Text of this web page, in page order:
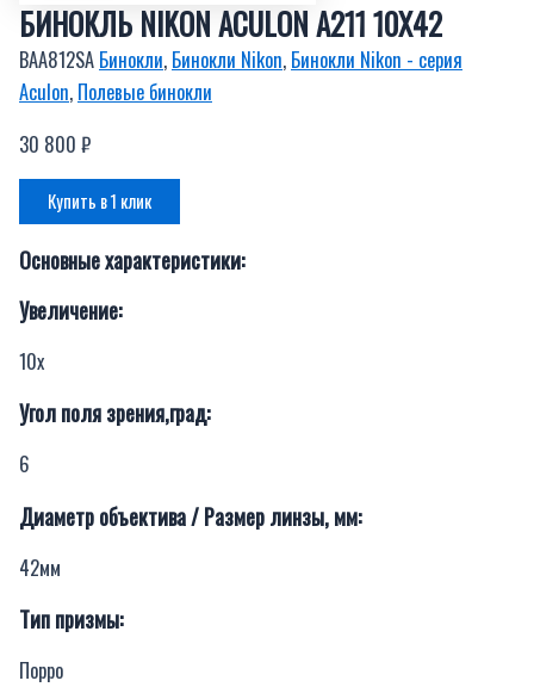
БИНОКЛЬ NIKON ACULON A211 10X42
BAA812SA Бинокли, Бинокли Nikon, Бинокли Nikon - серия
Aculon, Полевые бинокли
30 800 ₽
Купить в 1 клик
Основные характеристики:
Увеличение:
10х
Угол поля зрения,град:
6
Диаметр объектива / Размер линзы, мм:
42мм
Тип призмы:
Порро